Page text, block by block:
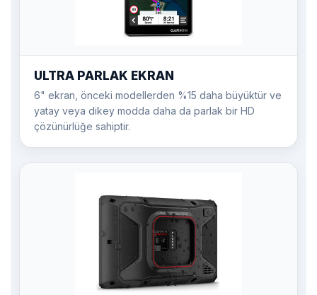
ULTRA PARLAK EKRAN
6" ekran, önceki modellerden %15 daha büyüktür ve
yatay veya dikey modda daha da parlak bir HD
çözünürlüğe sahiptir.